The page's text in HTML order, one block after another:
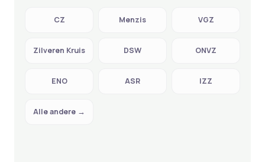
CZ Menzis VGZ
Zilveren Kruis DSW ONVZ
ENO ASR IZZ
Alle andere →